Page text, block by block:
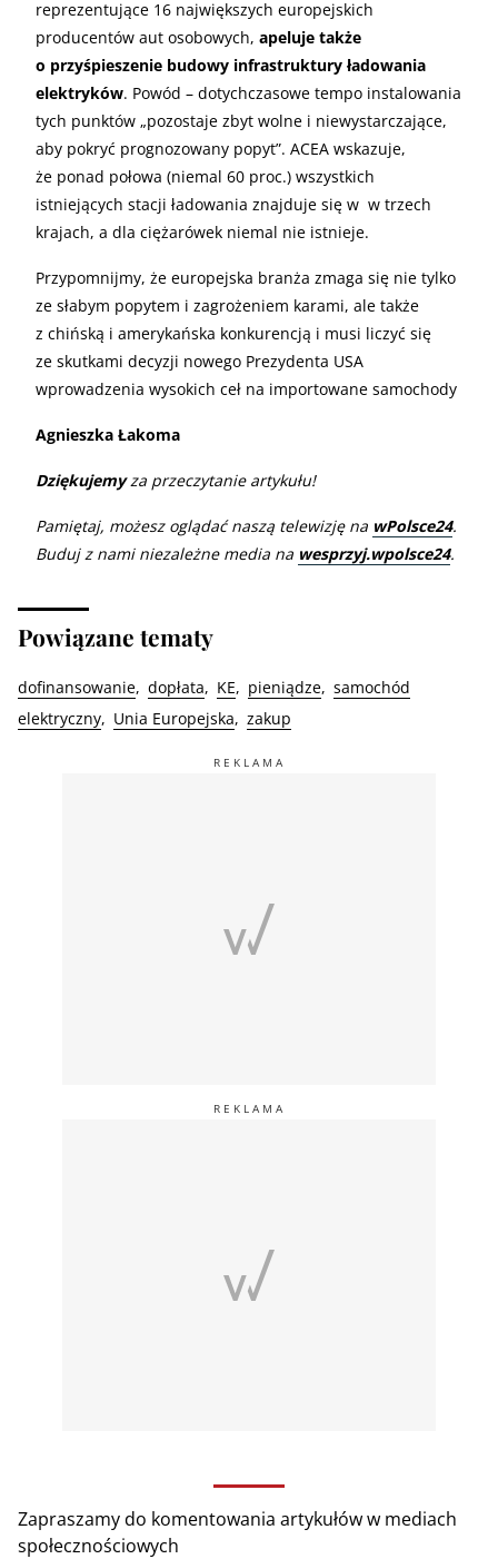
reprezentujące 16 największych europejskich
producentów aut osobowych, apeluje także
o przyśpieszenie budowy infrastruktury ładowania
elektryków. Powód – dotychczasowe tempo instalowania
tych punktów „pozostaje zbyt wolne i niewystarczające,
aby pokryć prognozowany popyt”. ACEA wskazuje,
że ponad połowa (niemal 60 proc.) wszystkich
istniejących stacji ładowania znajduje się w w trzech
krajach, a dla ciężarówek niemal nie istnieje.
Przypomnijmy, że europejska branża zmaga się nie tylko
ze słabym popytem i zagrożeniem karami, ale także
z chińską i amerykańska konkurencją i musi liczyć się
ze skutkami decyzji nowego Prezydenta USA
wprowadzenia wysokich ceł na importowane samochody
Agnieszka Łakoma
Dziękujemyza przeczytanie artykułu!
Pamiętaj, możesz oglądać naszą telewizję na wPolsce24.
Buduj z nami niezależne media na wesprzyj.wpolsce24.
Powiązane tematy
dofinansowanie dopłata KE pieniądze samochód
elektryczny
Unia Europejska zakup
Zapraszamy do komentowania artykułów w mediach
społecznościowych